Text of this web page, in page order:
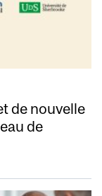
de nouvelle
de